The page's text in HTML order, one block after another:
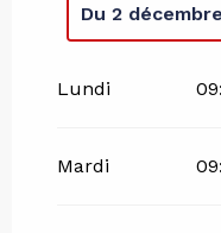
Du 2
Lundi
Mardi